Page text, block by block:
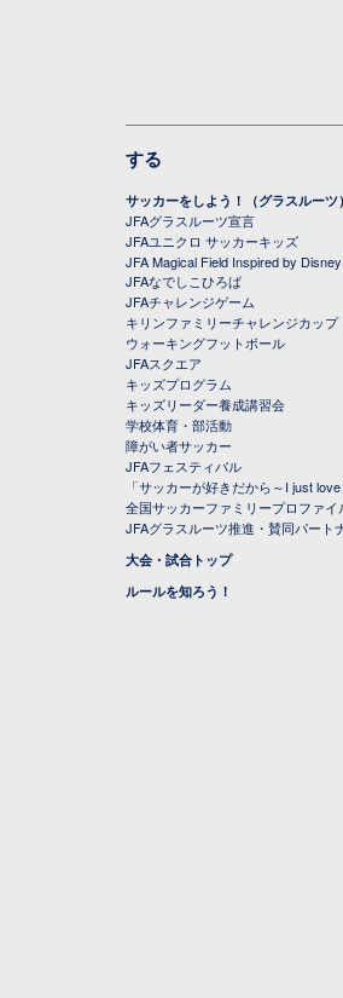
する
サッカーをしよう！（グラスルーツ）
JFAグラスルーツ宣言
JFAユニクロ サッカーキッズ
JFA Magical Field Inspired by Disney
JFAなでしこひろば
JFAチャレンジゲーム
キリンファミリーチャレンジカップ
ウォーキングフットボール
JFAスクエア
キッズプログラム
キッズリーダー養成講習会
学校体育・部活動
障がい者サッカー
JFAフェスティバル
「サッカーが好きだから～I just love
全国サッカーファミリープロファイ
JFAグラスルーツ推進・賛同パート
大会・試合トップ
ルールを知ろう！